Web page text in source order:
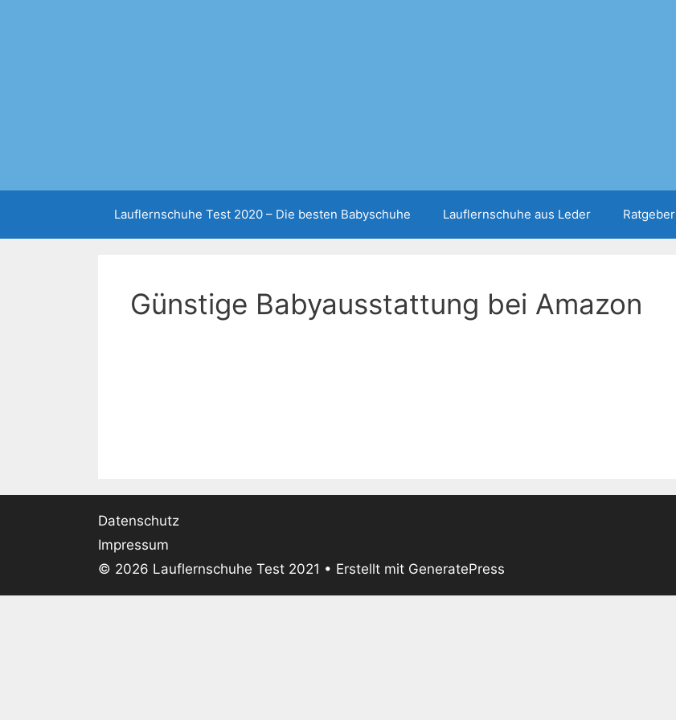
Lauflernschuhe Test 2020 – Die besten Babyschuhe Lauflernschuhe aus Leder Ratgeber
Günstige Babyausstattung bei Amazon
Datenschutz
Impressum
© 2026 Lauflernschuhe Test 2021 • Erstellt mit GeneratePress